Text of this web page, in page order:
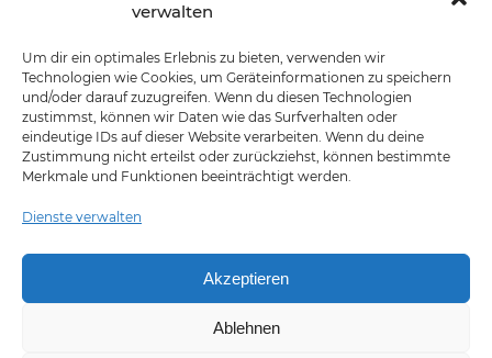
verwalten
Um dir ein optimales Erlebnis zu bieten, verwenden wir
Technologien wie Cookies, um Geräteinformationen zu speichern
und/oder darauf zuzugreifen. Wenn du diesen Technologien
zustimmst, können wir Daten wie das Surfverhalten oder
eindeutige IDs auf dieser Website verarbeiten. Wenn du deine
Zustimmung nicht erteilst oder zurückziehst, können bestimmte
Merkmale und Funktionen beeinträchtigt werden.
Dienste verwalten
Akzeptieren
Ablehnen
WIDERRUFSBELEHRUNG
COOKIES
AGB
ÜBER UNS
AKADEMIE VAN SCHEWICK
53340 MECKENHEIM
+49 2225 / 75 05